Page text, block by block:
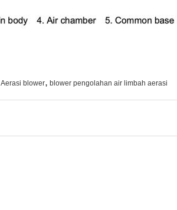
Aerasi blower, blower pengolahan air limbah aerasi